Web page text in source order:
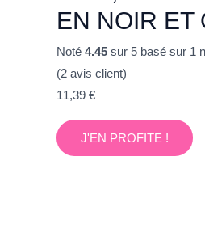
EN NOIR ET
Noté 4.45 sur 5 basé sur 1
(2 avis client)
11,39 €
J'EN PROFITE !